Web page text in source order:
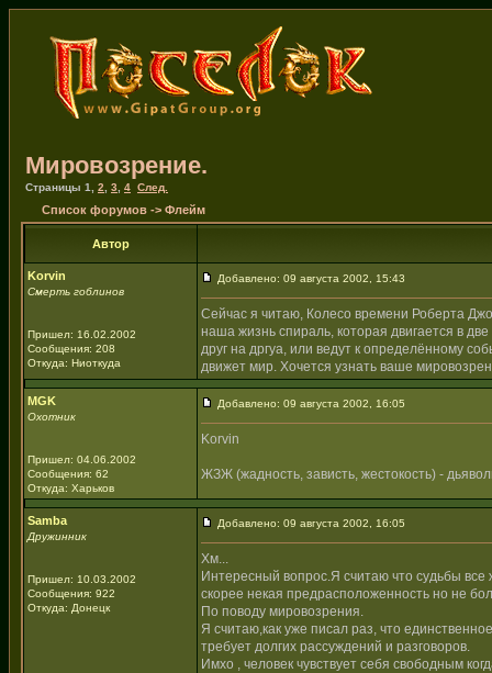
Мировозрение.
Страницы 1 2 3 4 След.
Список форумов -> Флейм
Автор
Korvin
Смерть гоблинов
Пришел: 16.02.2002
Сообщения: 208
Откуда: Ниоткуда
Добавлено: 09 августа 2002, 15:43
Сейчас я читаю, Колесо времени Роберта
наша жизнь спираль, которая двигается в
друг на дргуа, или ведут к определённому
движет мир. Хочется узнать ваше
MGK
Охотник
Пришел: 04.06.2002
Сообщения: 62
Откуда: Харьков
Добавлено: 09 августа 2002, 16:05
Korvin
ЖЗЖ (жадность, зависть, жестокость) -
Samba
Дружинник
Пришел: 10.03.2002
Сообщения: 922
Откуда: Донецк
Добавлено: 09 августа 2002, 16:05
Хм...
Интересный вопрос.Я считаю что судьбы все
скорее некая предрасположенность но не
По поводу мировозрения.
Я считаю,как уже писал раз, что
требует долгих рассуждений и разговоров.
Имхо , человек чувствует себя свободным